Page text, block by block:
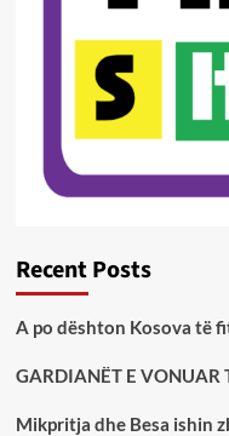
Recent Posts
A po dështon Kosova të
GARDIANËT E VONUAR
Mikpritja dhe Besa ishin